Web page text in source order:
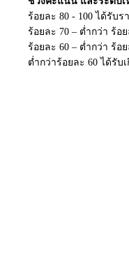
ร้อยละ 80 - 100 ได้รับ
ร้อยละ 70 – ต่ำกว่า ร้อ
ร้อยละ 60 – ต่ำกว่า ร้
ต่ำกว่าร้อยละ 60 ได้รั